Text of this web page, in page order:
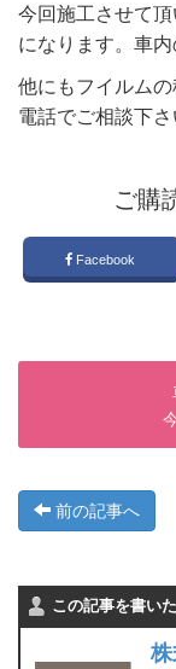
今回施工させて
になります。車
他にもフイルム
電話でご相談下さ
ご購
Facebook
前の記事へ
この記事を書い